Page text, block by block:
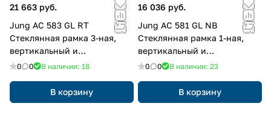
21 663 руб.
Jung AC 583 GL RT
Стеклянная рамка 3-ная,
вертикальный и
горизонтальный монтаж,
0 0 В наличии: 18
В корзину
16 036 руб.
Jung AC 581 GL NB
Стеклянная рамка 1-ная,
вертикальный и
горизонтальный монтаж,
0 0 В наличии: 23
В корзину